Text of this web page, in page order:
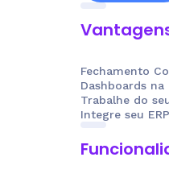
Fechamento
Dashboards na
Trabalhe do
Integre seu